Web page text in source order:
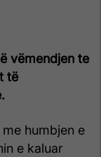
vëmendjen te
të
humbjen e
e kaluar